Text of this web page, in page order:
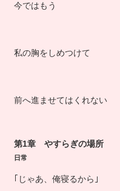
今ではもう
私の胸をしめつけて
前へ進ませてはくれない
第1章 やすらぎの場所
日常
｢じゃあ、俺寝るから｣